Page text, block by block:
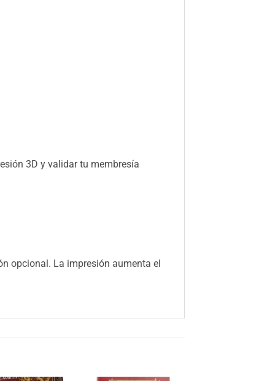
3D y validar tu membresía
opcional. La impresión aumenta el